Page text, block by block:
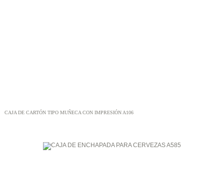
CAJA DE CARTÓN TIPO MUÑECA CON IMPRESIÓN A106